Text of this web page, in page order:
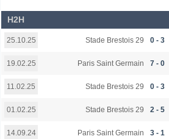
H2H
25.10.25 Stade Brestois 29 0 - 3
19.02.25 Paris Saint Germain 7 - 0
11.02.25 Stade Brestois 29 0 - 3
01.02.25 Stade Brestois 29 2 - 5
14.09.24 Paris Saint Germain 3 - 1